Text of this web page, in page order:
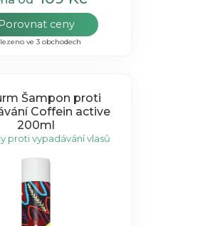
Porovnat ceny
ve 3 obchodech
Šampon proti
Coffein active
200ml
proti vypadávání vlasů